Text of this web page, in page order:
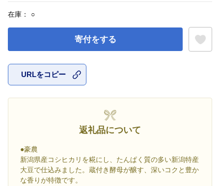
在庫： ○
寄付をする
URLをコピー
返礼品について
●豪農
新潟県産コシヒカリを糀にし、たんぱく質の多い新潟特産
大豆で仕込みました。蔵付き酵母が醸す、深いコクと豊か
な香りが特徴です。